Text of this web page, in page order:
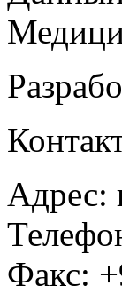
Адрес:
Факс: